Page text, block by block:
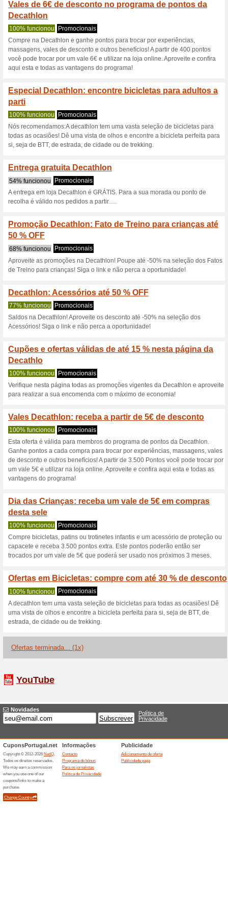
Descontos e
Decathlon com 25
Advantage Crianç
Decathlon com 25 % de
válida apenas para itens
Aproveite até €10
liquid
100% funcionou
Aproveite até €10 de
Decathlon. Válido apenas
Folheto Natal da
70% funcionou
Veja a oferta de Natal e
Troque pontos por
68% funcionou
Adira a Cartão Decathlon e
compra e troque-os por
Decathlon
100% funcionou
Compre na Decathlon e